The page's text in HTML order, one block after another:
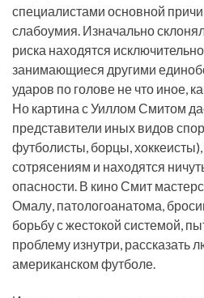
специалистами основной
слабоумия. Изначально
риска находятся
занимающиеся другими
ударов по голове не что иное,
Но картина с Уиллом Смитом
представители иных видов
футболисты, борцы,
сотрясениям и находятся
опасности. В кино Смит
Омалу, патологоанатома,
борьбу с жестокой системой,
проблему изнутри, рассказать
американском футболе.